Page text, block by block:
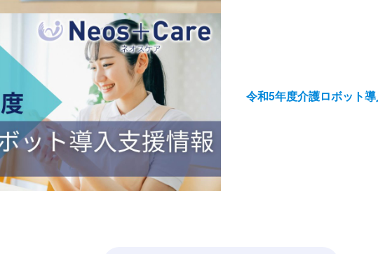
令和5年度介護ロボット